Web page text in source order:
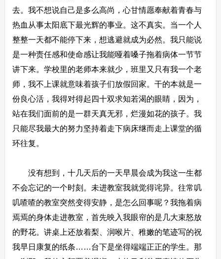
去。我不想说自己是多么高尚，心甘情愿奉献着青春与
热血从事太阳底下最光辉的事业。这不真实。当一个人
整整一天都不能停下来，想逃避就成为必然。我只能说
是一种责任感和使命感让我能哑着嗓子拖着病体一节节
讲下来。学校里的老师本来就少，班里又只有我一个老
师，我不上课就意味着孩子们放假回家。干的本就是一
份良心活，我得对得起四十双求知若渴的眼睛，因为，
站在我们面前的是一群天真无邪，烂漫如花的孩子。我
只能尽我最大的努力坚持着走下病床继而走上课堂的循
环往复。
没有想到，十几天后的一天早晨会成为我这一生都
不会忘记的一个时刻。未进教室我就觉得诧异。往常叽
叽喳喳的教室突然变得安静，是怎么回事呢？我拖着病
焉焉的身体走进教室，首先映入我眼帘的是几大束怒放
的野花。讲桌上还放着梨、润喉片、稚嫩的笔迹写的祝
我早日康复的纸条……台下是坐得端端正正的学生。那